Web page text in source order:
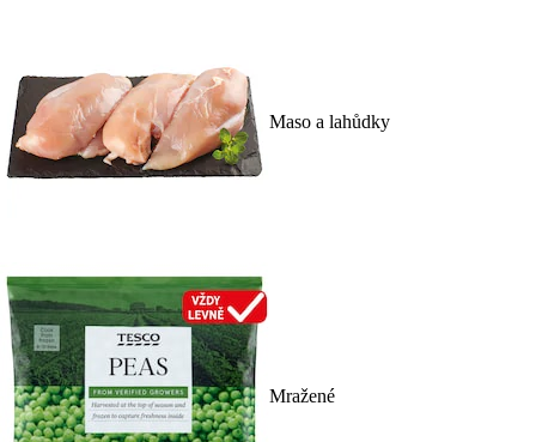
Maso a lahůdky
Mražené